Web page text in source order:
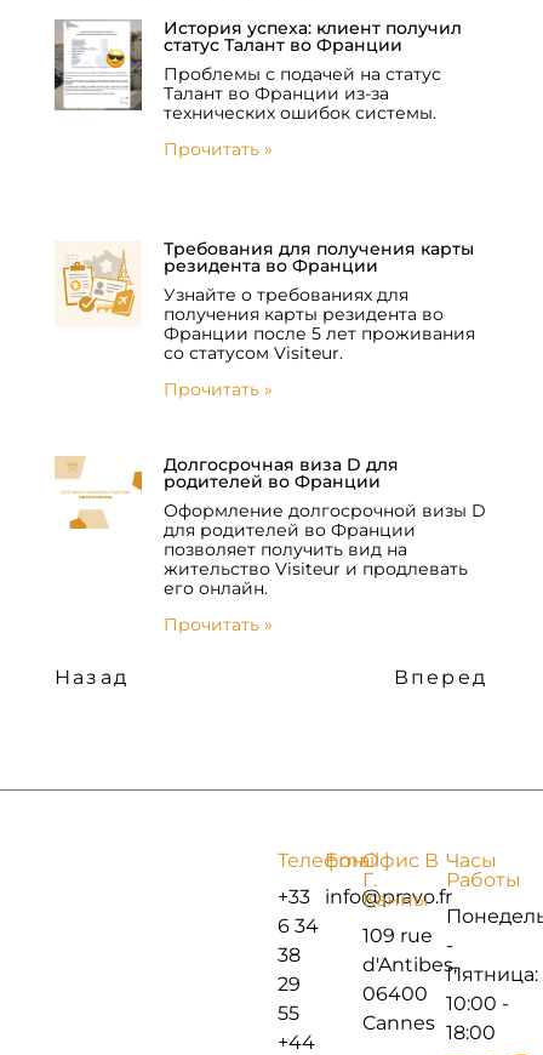
История успеха: клиент получил
статус Талант во Франции
Проблемы с подачей на статус
Талант во Франции из-за
технических ошибок системы.
Прочитать »
Требования для получения карты
резидента во Франции
Узнайте о требованиях для
получения карты резидента во
Франции после 5 лет проживания
со статусом Visiteur.
Прочитать »
Долгосрочная виза D для
родителей во Франции
Оформление долгосрочной визы D
для родителей во Франции
позволяет получить вид на
жительство Visiteur и продлевать
его онлайн.
Прочитать »
Назад Вперед
Телефон
+33
6 34
38
29
55
+44
Email
info@pravo.fr
Офис В
Г.
Канны
109 rue
d'Antibes,
06400
Cannes
Часы
Работы
-
Пятница:
10:00 -
18:00